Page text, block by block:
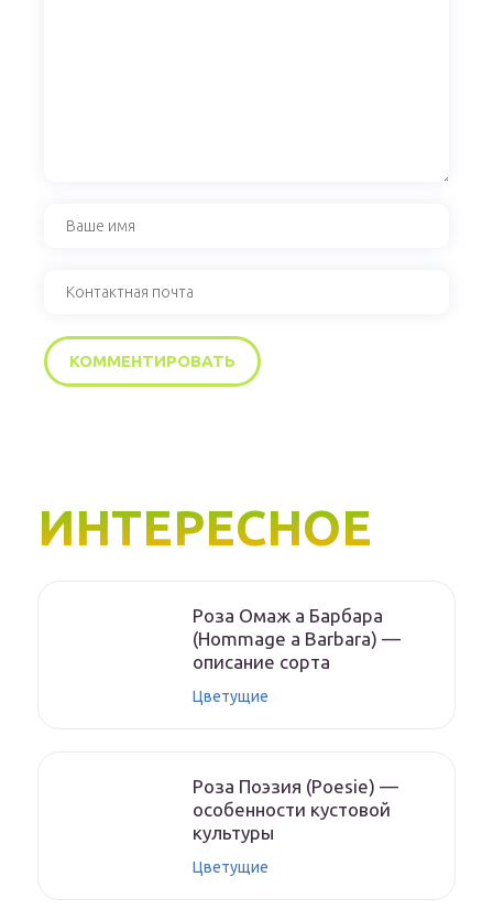
ИНТЕРЕСНОЕ
Роза Омаж а Барбара
(Hommage a Barbara) —
описание сорта
Цветущие
Роза Поэзия (Poesie) —
особенности кустовой
культуры
Цветущие